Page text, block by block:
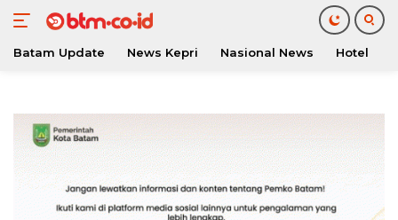
konten
Batam Update News Kepri Nasional News Hotel